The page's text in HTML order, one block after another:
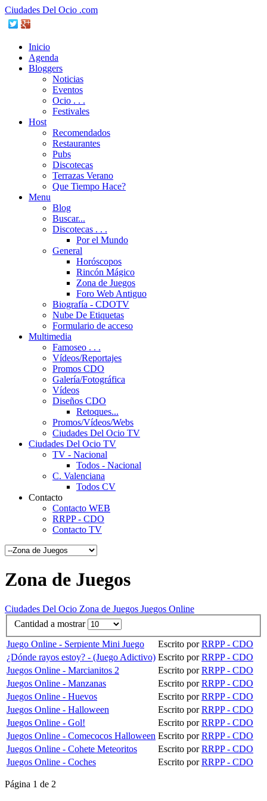
Ciudades Del Ocio .com
Inicio
Agenda
Bloggers
Noticias
Eventos
Ocio . . .
Festivales
Host
Recomendados
Restaurantes
Pubs
Discotecas
Terrazas Verano
Que Tiempo Hace?
Menu
Blog
Buscar...
Discotecas . . .
Por el Mundo
General
Horóscopos
Rincón Mágico
Zona de Juegos
Foro Web Antiguo
Biografía - CDOTV
Nube De Etiquetas
Formulario de acceso
Multimedia
Famoseo . . .
Vídeos/Reportajes
Promos CDO
Galería/Fotográfica
Vídeos
Diseños CDO
Retoques...
Promos/Vídeos/Webs
Ciudades Del Ocio TV
Ciudades Del Ocio TV
TV - Nacional
Todos - Nacional
C. Valenciana
Todos CV
Contacto
Contacto WEB
RRPP - CDO
Contacto TV
Zona de Juegos
Ciudades Del Ocio Zona de Juegos Juegos Online
Cantidad a mostrar
Juego Online - Serpiente Mini Juego
Escrito porRRPP - CDO
¿Dónde rayos estoy? - (Juego Adictivo) Escrito porRRPP - CDO
Juegos Online - Marcianitos 2
Escrito porRRPP - CDO
Juegos Online - Manzanas
Escrito porRRPP - CDO
Juegos Online - Huevos
Escrito porRRPP - CDO
Juegos Online - Halloween
Escrito porRRPP - CDO
Juegos Online - Gol!
Escrito porRRPP - CDO
Juegos Online - Comecocos Halloween Escrito porRRPP - CDO
Juegos Online - Cohete Meteoritos
Escrito porRRPP - CDO
Juegos Online - Coches
Escrito porRRPP - CDO
Página 1 de 2